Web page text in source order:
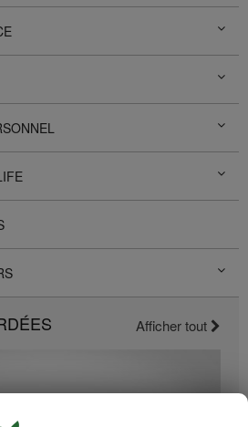
Afficher tout